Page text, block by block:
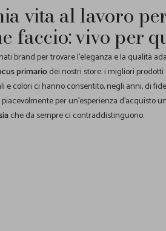
vita al lavoro
faccio: vivo per
brand per trovare l'eleganza e la qualità
primariodei nostri store: i migliori
e colori ci hanno consentito, negli anni, di
per un'esperienza d'acquisto
che da sempre ci contraddistinguono.